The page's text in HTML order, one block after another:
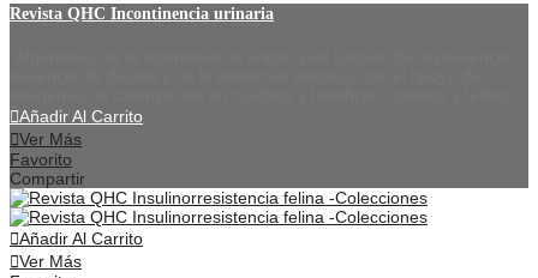
Revista QHC Incontinencia urinaria
Añadir Al Carrito
Ver Más
Favorito
Compartir
Añadir Al Carrito
Ver Más